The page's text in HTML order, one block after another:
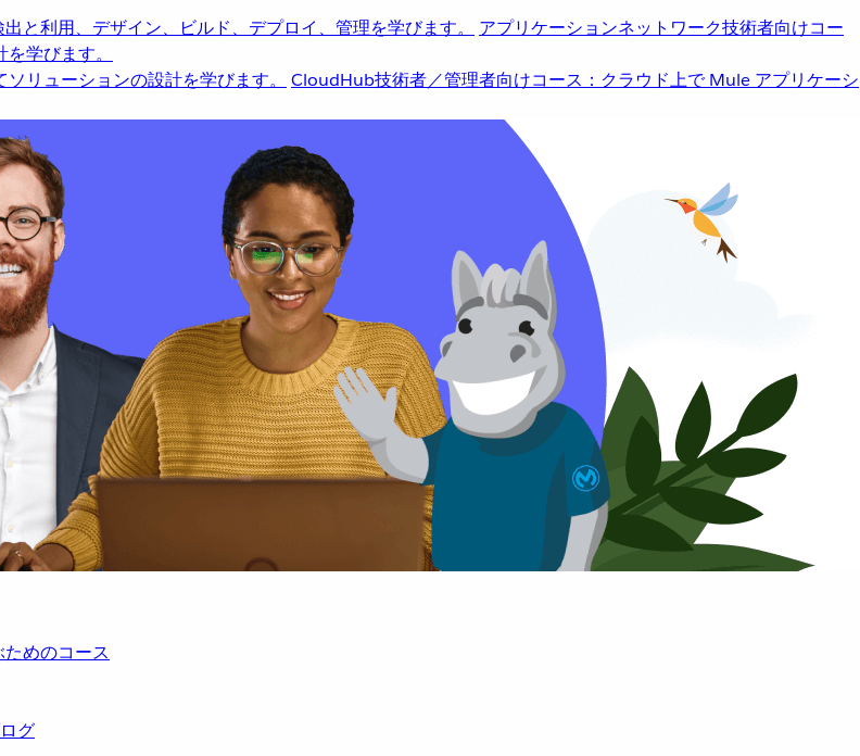
と利用、デザイン、ビルド、デプロイ、管理を学びます。 アプリケーションネットワーク技術者向けコー
学びます。
リューションの設計を学びます。 CloudHub技術者／管理者向けコース：クラウド上で Mule アプリケーシ
めのコース
グ